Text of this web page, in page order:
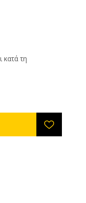
κατά τη